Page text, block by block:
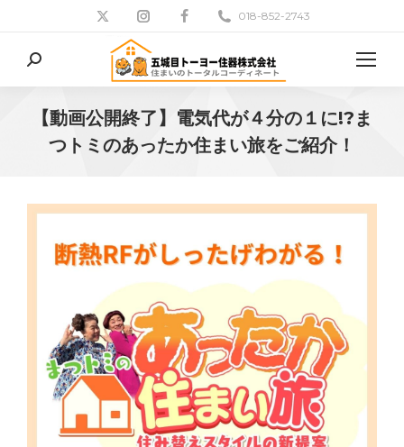
018-852-2743
検
索:
【動画公開終了】電気代が４分の１に!?ま
つトミのあったか住まい旅をご紹介！